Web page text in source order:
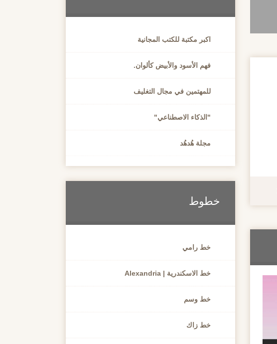
اكبر مكتبة للكتب المجانية
فهم الأسود والأبيض كألوان.
للمهتمين في مجال التغليف
"الذكاء الاصطناعي"
مجلة هُدهُد
خطوط
خط رامي
خط الاسكندرية | Alexandria
خط وسم
خط زاك